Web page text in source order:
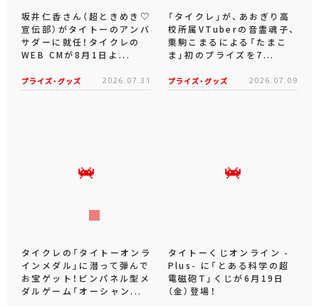
坂井仁香さん（超ときめき♡
宣伝部）がタイトーのアンバ
サダーに就任！タイクレの
WEB CMが8月1日よ...
プライズ・グッズ 2026.07.31
「タイクレ」が、あおぎり高
校所属VTuberの音霊魂子、
栗駒こまるによる「たまこ
ま」初のプライズを7...
プライズ・グッズ 2026.07.09
タイクレの「タイトーオンラ
インメダル」に潜って弾んで
お宝ゲット！ピンパネル型メ
ダルゲーム「オーシャン...
タイトーくじオンライン -
Plus- に「とある科学の超
電磁砲T」くじが6月19日
（金）登場！